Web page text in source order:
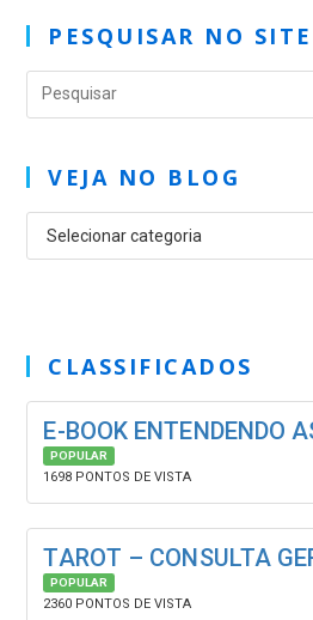
PESQUISAR NO SITE
VEJA NO BLOG
CLASSIFICADOS
E-BOOK ENTENDENDO
POPULAR
1698 PONTOS DE VISTA
TAROT – CONSULTA
POPULAR
2360 PONTOS DE VISTA